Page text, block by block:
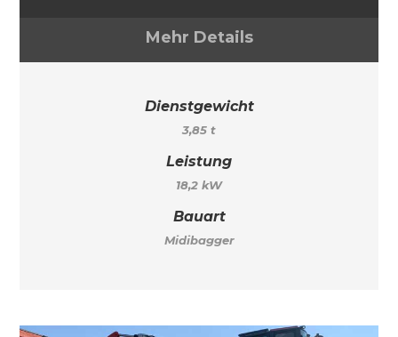
Mehr Details
Dienstgewicht
3,85 t
Leistung
18,2 kW
Bauart
Midibagger